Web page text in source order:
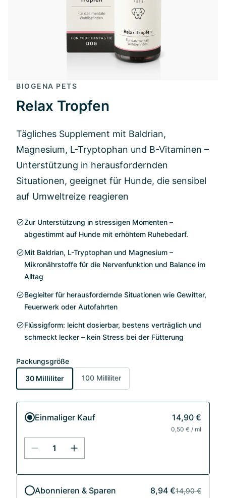
BIOGENA PETS
Relax Tropfen
Tägliches Supplement mit Baldrian,
Magnesium, L-Tryptophan und B-Vitaminen –
Unterstützung in herausfordernden
Situationen, geeignet für Hunde, die sensibel
auf Umweltreize reagieren
Zur Unterstützung in stressigen Momenten –
abgestimmt auf Hunde mit erhöhtem Ruhebedarf.
Mit Baldrian, L-Tryptophan und Magnesium –
Mikronährstoffe für die Nervenfunktion und Balance im
Alltag
Begleiter für herausfordernde Situationen wie Gewitter,
Feuerwerk oder Autofahrten
Flüssigform: leicht dosierbar, bestens verträglich und
schmeckt lecker – kein Stress bei der Fütterung
Packungsgröße
30 Milliliter
100 Milliliter
Einmaliger Kauf 14,90 €
0,50 € / ml
Abonnieren & Sparen 8,94 €14,90 €